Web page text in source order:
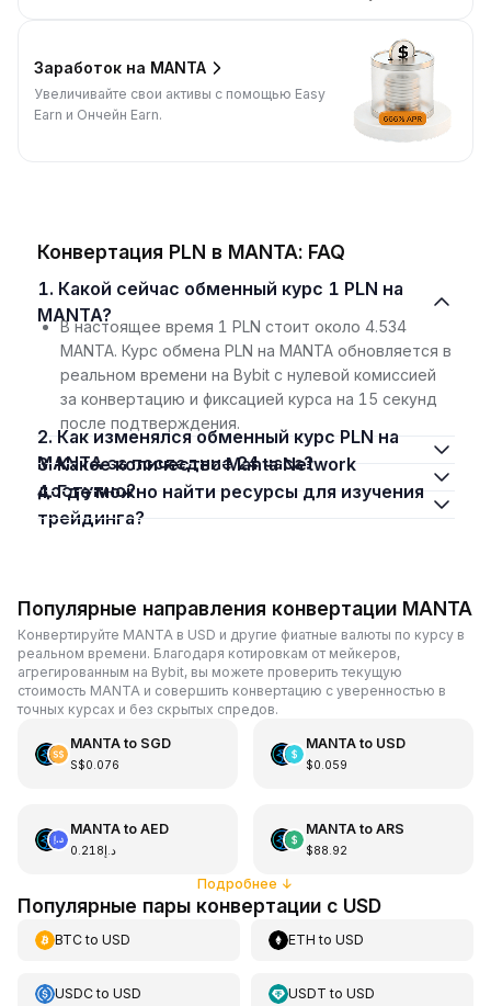
Заработок на MANTA
Увеличивайте свои активы с помощью Easy
Earn и Ончейн Earn.
Конвертация PLN в MANTA: FAQ
1. Какой сейчас обменный курс 1 PLN на
MANTA?
В настоящее время 1 PLN стоит около 4.534
MANTA. Курс обмена PLN на MANTA обновляется в
реальном времени на Bybit с нулевой комиссией
за конвертацию и фиксацией курса на 15 секунд
после подтверждения.
2. Как изменялся обменный курс PLN на
MANTA за последние 24 часа?
3. Какое количество Manta Network
доступно?
4. Где можно найти ресурсы для изучения
трейдинга?
Популярные направления конвертации MANTA
Конвертируйте MANTA в USD и другие фиатные валюты по курсу в
реальном времени. Благодаря котировкам от мейкеров,
агрегированным на Bybit, вы можете проверить текущую
стоимость MANTA и совершить конвертацию с уверенностью в
точных курсах и без скрытых спредов.
MANTAto SGD
S$0.076
MANTAto USD
$0.059
MANTAto AED
د.إ0.218
MANTAto ARS
$88.92
Подробнее ↓
Популярные пары конвертации с USD
BTCto USD ETH toUSD
USDCto USD USDT toUSD